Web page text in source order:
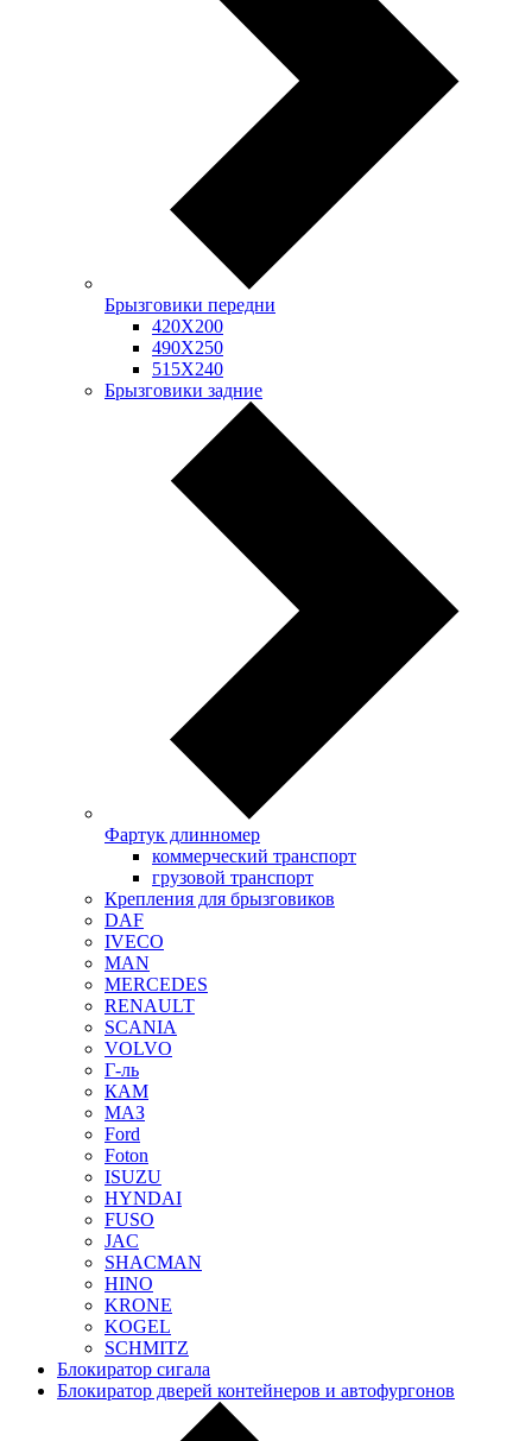
Брызговики передни
420Х200
490Х250
515Х240
Брызговики задние
Фартук длинномер
коммерческий транспорт
грузовой транспорт
Крепления для брызговиков
DAF
IVECO
MAN
MERCEDES
RENAULT
SCANIA
VOLVO
Г-ль
КАМ
МАЗ
Ford
Foton
ISUZU
HYNDAI
FUSO
JAC
SHACMAN
HINO
KRONE
KOGEL
SCHMITZ
Блокиратор сигала
Блокиратор дверей контейнеров и автофургонов